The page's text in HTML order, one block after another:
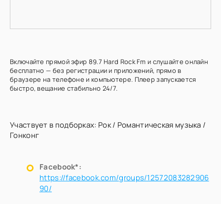
Включайте прямой эфир 89.7 Hard Rock Fm и слушайте онлайн
бесплатно — без регистрации и приложений, прямо в
браузере на телефоне и компьютере. Плеер запускается
быстро, вещание стабильно 24/7.
Участвует в подборках: Рок/ Романтическая музыка /
Гонконг
Facebook*:
https://facebook.com/groups/12572083282906
90/